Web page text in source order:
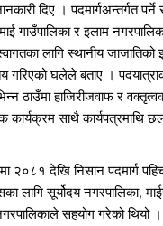
दिए । पदमार्गअन्तर्गत पर्ने
गाउँपालिका र इलाम
लागि स्थानीय जाजातिको
गरिएको घलेले बताए ।
ठाउँमा हाजिरीजवाफ र
कार्यक्रम साथै कार्यपत्रमाथि
२०८१ देखि निसान पदमार्ग
लागि सूर्योदय नगरपालिका,
सहयोग गरेको थियो